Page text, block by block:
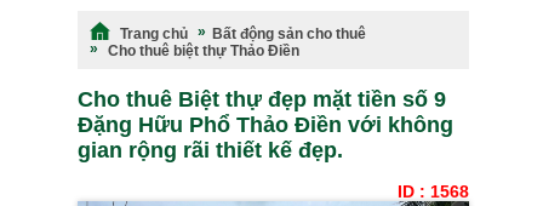
Trang chủ
Bất động sản cho thuê
Cho thuê biệt thự Thảo Điền
Cho thuê Biệt thự đẹp mặt tiền số 9
Đặng Hữu Phổ Thảo Điền với không
gian rộng rãi thiết kế đẹp.
ID : 1568